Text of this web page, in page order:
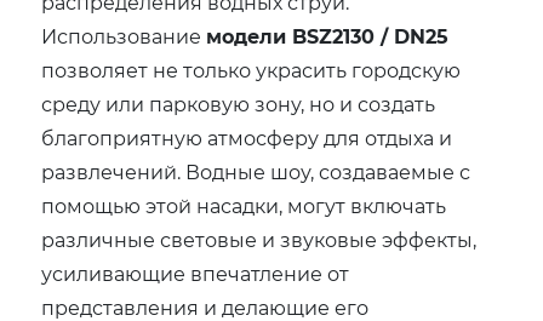
Использование модели BSZ2130 / DN25
позволяет не только украсить городскую
среду или парковую зону, но и создать
благоприятную атмосферу для отдыха и
развлечений. Водные шоу, создаваемые с
помощью этой насадки, могут включать
различные световые и звуковые эффекты,
усиливающие впечатление от
представления и делающие его